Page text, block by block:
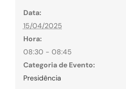
Data:
15/04/2025
Hora:
08:30 - 08:45
Categoria de Evento:
Presidência